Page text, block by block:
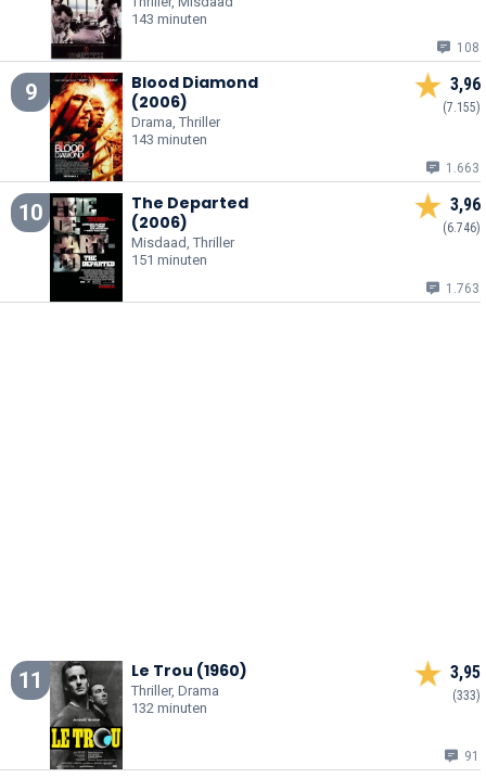
143 minuten
108
9
Blood Diamond
(2006)
Drama, Thriller
143 minuten
3,96
(7.155)
1.663
10
The Departed
(2006)
Misdaad, Thriller
151 minuten
3,96
(6.746)
1.763
11 Le Trou (1960)
Thriller, Drama
132 minuten
3,95
(333)
91